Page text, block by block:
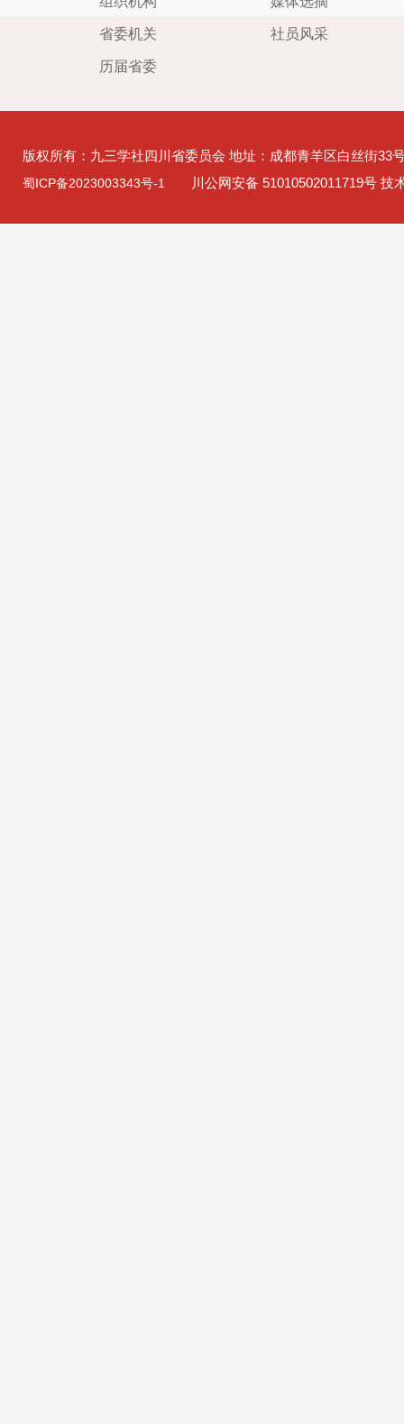
省委机关
历届省委
社员风采
版权所有：九三学社四川省委员会 地址：成都青羊区白丝街33
蜀ICP备2023003343号-1 川公网安备 51010502011719号 技